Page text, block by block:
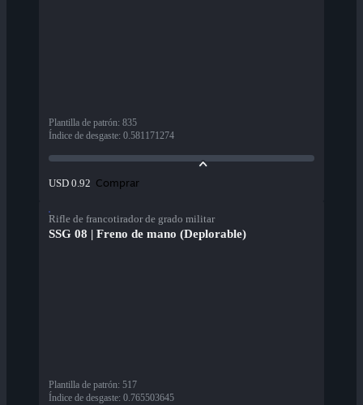
Plantilla de patrón: 835
Índice de desgaste: 0.581171274
USD 0.92 Comprar
Rifle de francotirador de grado militar
SSG 08 | Freno de mano (Deplorable)
Plantilla de patrón: 517
Índice de desgaste: 0.765503645